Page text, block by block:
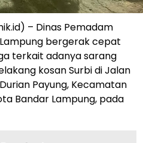
– Dinas Pemadam
bergerak cepat
terkait adanya sarang
kosan Surbi di Jalan
Payung, Kecamatan
Bandar Lampung, pada